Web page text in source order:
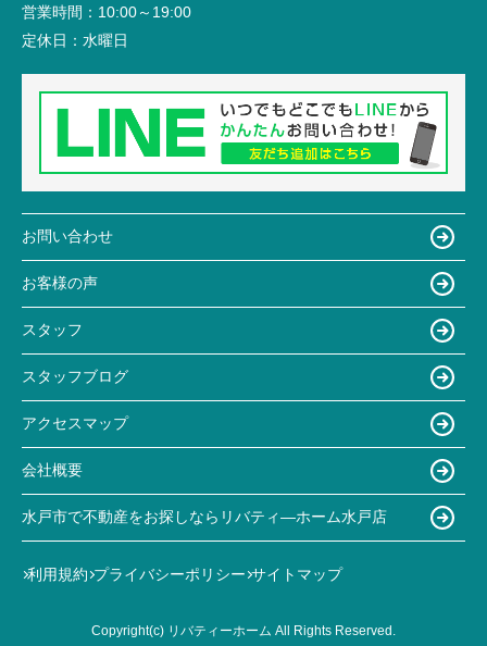
営業時間： 10:00～19:00
定休日： 水曜日
お問い合わせ
お客様の声
スタッフ
スタッフブログ
アクセスマップ
会社概要
水戸市で不動産をお探しならリバティ―ホーム水戸店
利用規約 プライバシーポリシー サイトマップ
Copyright(c) リバティーホーム All Rights Reserved.